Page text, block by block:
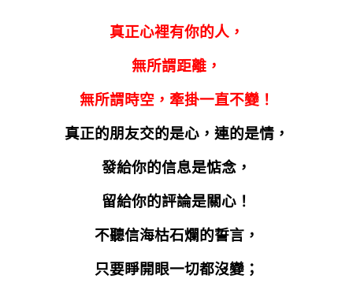
真正心裡有你的人，
無所謂距離，
無所謂時空，牽掛一直不變！
真正的朋友交的是心，連的是情，
發給你的信息是惦念，
留給你的評論是關心！
不聽信海枯石爛的誓言，
只要睜開眼一切都沒變；